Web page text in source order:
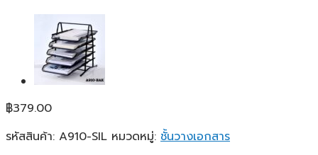
฿379.00
รหัสสินค้า: A910-SIL หมวดหมู่: ชั้นวางเอกสาร